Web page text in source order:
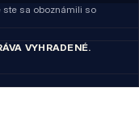
ste sa oboznámili so
VYHRADENÉ.